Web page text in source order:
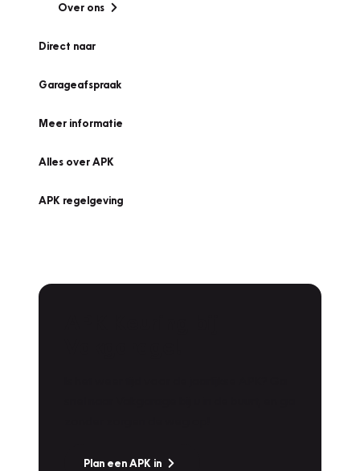
Over ons
Direct naar
Garageafspraak
Meer informatie
Alles over APK
APK regelgeving
Plan een APK in